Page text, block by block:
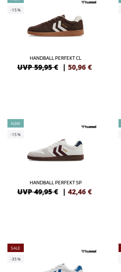
-15%
HANDBALL PERFEKT CL
UVP 59,95 € | 50,96 €
NEW
-15%
HANDBALL PERFEKT SP
UVP 49,95 € | 42,46 €
SALE
-35%